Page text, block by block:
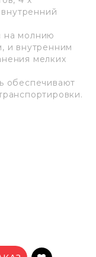
на молнию
и внутренним
мелких
обеспечивают